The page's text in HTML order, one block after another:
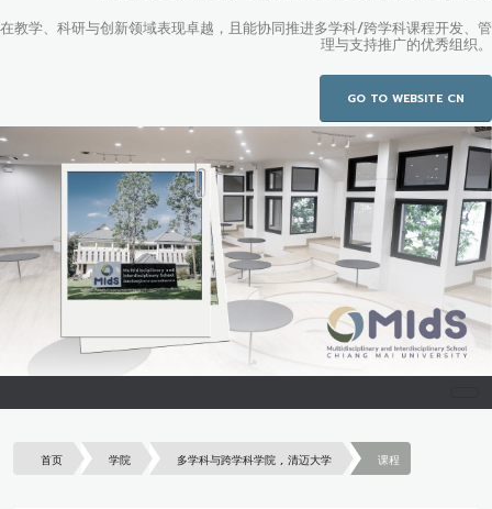
在教学、科研与创新领域表现卓越，且能协同推进多学科/跨学科课程开发、管
理与支持推广的优秀组织。
GO TO WEBSITE CN
首页 学院 多学科与跨学科学院 , 清迈大学 课程